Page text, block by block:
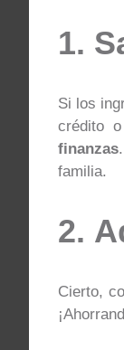
1.
Si los
crédito
finanzas
familia.
2.
Cierto,